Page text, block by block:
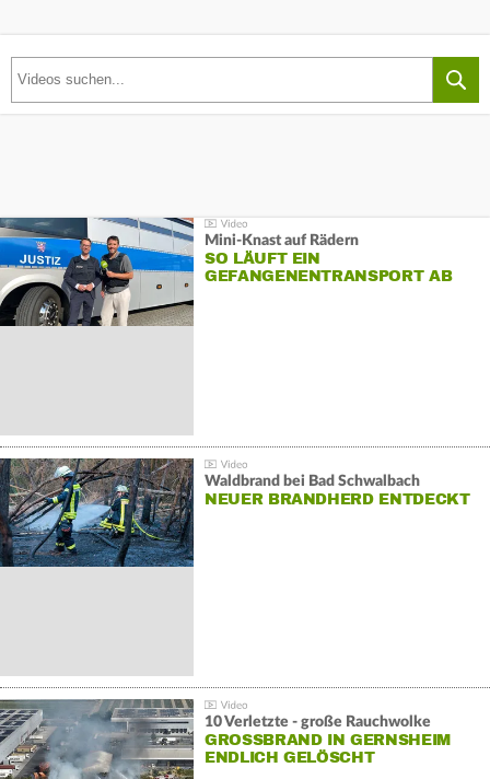
Mini-Knast auf Rädern
SO LÄUFT EIN
GEFANGENENTRANSPORT AB
Waldbrand bei Bad Schwalbach
NEUER BRANDHERD ENTDECKT
10 Verletzte - große Rauchwolke
GROSSBRAND IN GERNSHEIM E
NDLICH GELÖSCHT